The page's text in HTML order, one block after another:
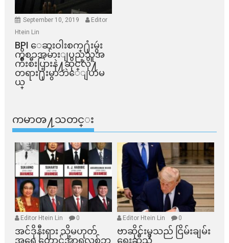
September 10, 2019
Editor
Htein Lin
BPI ​ေဆးဝါးစက္​႐ုံးမွဴး
ကိစၥအမ်ားျပည္​သူအ
က်ိဳးစီးပြားနဲ႔ဆိုင္​လို႔
တရား႐ုံးမွာဘဲေျပာမ
ယ္​
ကမာၻ႔သတင္း
Editor Htein Lin 0
အင်ဒိုနီးရှား သို့မဟုတ်
အရှေ့တောင်အာရှလစ်ဘ
Editor Htein Lin 0
ဗာဆိုင်းမှသည် ငြိမ်းချမ်း
ရေးဆီသို့